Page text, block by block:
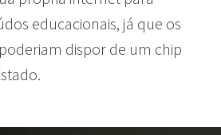
educacionais, já que os
dispor de um chip